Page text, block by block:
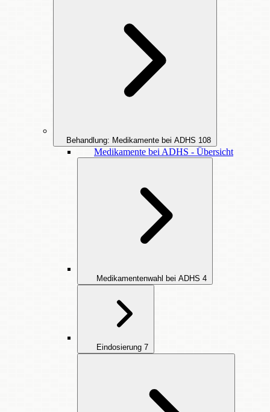
Behandlung: Medikamente bei ADHS 108
Medikamente bei ADHS - Übersicht
Medikamentenwahl bei ADHS 4
Eindosierung 7